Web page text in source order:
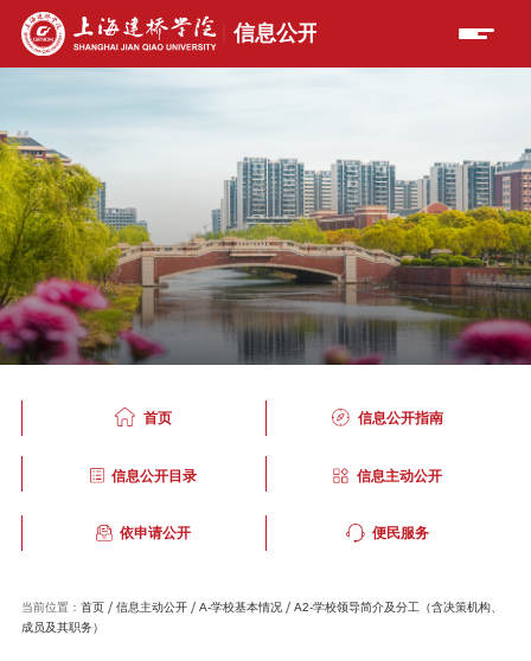
首页 信息公开指南
信息公开目录 信息主动公开
依申请公开 便民服务
当前位置： 首页 信息主动公开 A-学校基本情况
A2-学校领导简介及分工（含决策机构、
成员及其职务）